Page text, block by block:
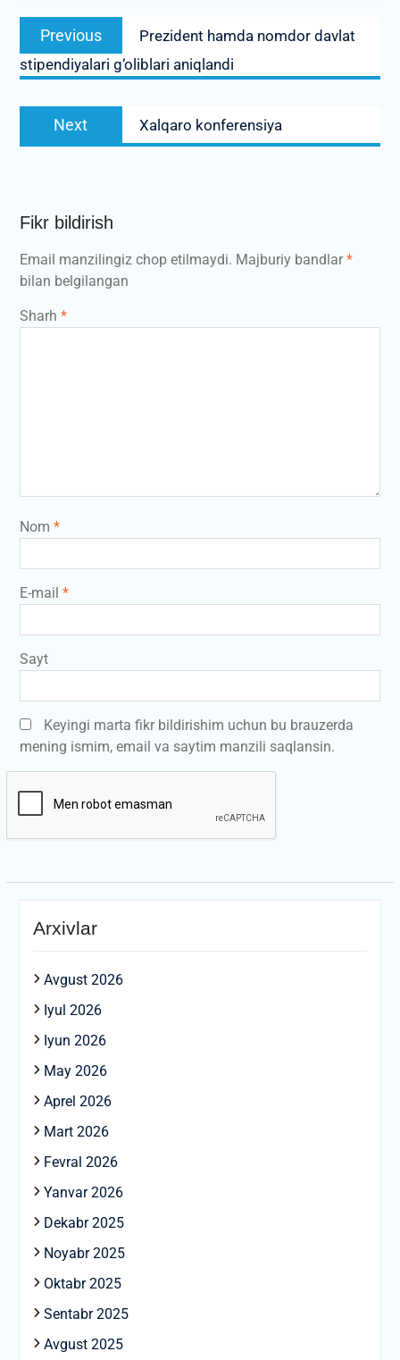
Post
menyusi
Previous
Previous
post:
Prezident hamda nomdor davlat
stipendiyalari g‘oliblari aniqlandi
Next
Next
post:
Xalqaro konferensiya
Fikr bildirish
Email manzilingiz chop etilmaydi. Majburiy bandlar*
bilan belgilangan
Sharh *
Nom *
E-mail *
Sayt
Keyingi marta fikr bildirishim uchun bu brauzerda
mening ismim, email va saytim manzili saqlansin.
Arxivlar
Avgust 2026
Iyul 2026
Iyun 2026
May 2026
Aprel 2026
Mart 2026
Fevral 2026
Yanvar 2026
Dekabr 2025
Noyabr 2025
Oktabr 2025
Sentabr 2025
Avgust 2025